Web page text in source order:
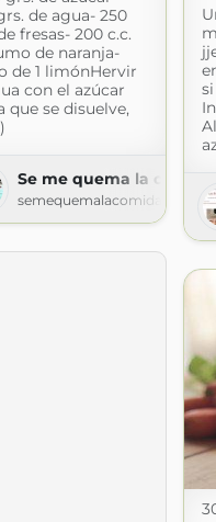
de agua- 250
fresas- 200 c.c.
de naranja-
de 1 limónHervir
con el azúcar
que se disuelve,
Se me quema la comida